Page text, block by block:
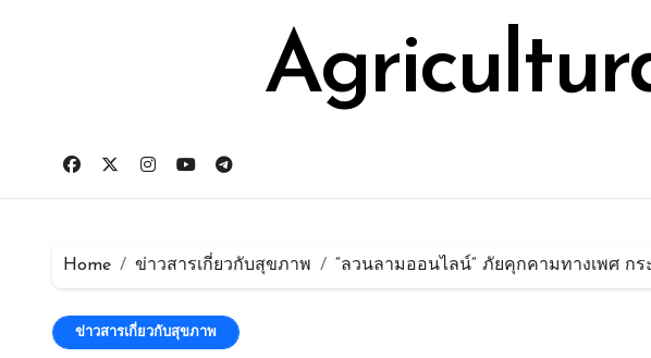
Home ข่าวสารเกี่ยวกับสุขภาพ “ลวนลามออนไลน์” ภัยคุกคามทางเพศ ก
ข่าวสารเกี่ยวกับสุขภาพ